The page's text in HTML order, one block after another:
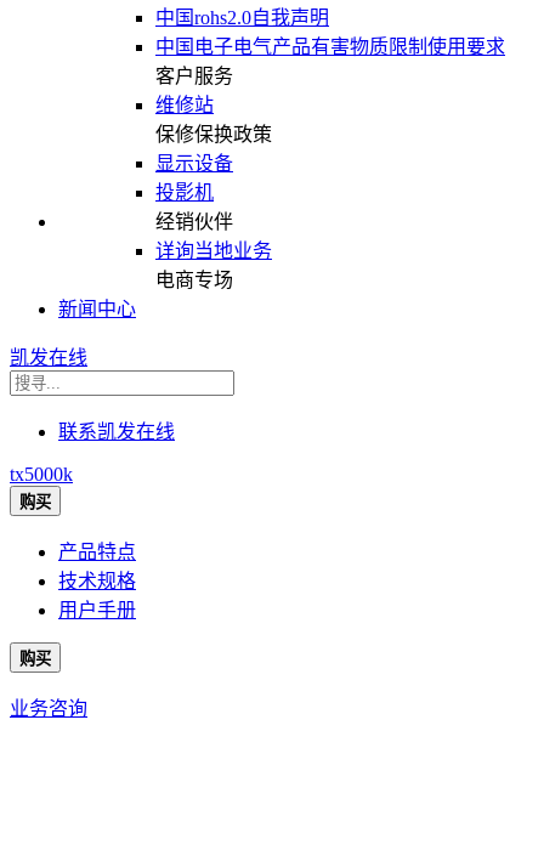
中国rohs2.0自我声明
中国电子电气产品有害物质限制使用要求
客户服务
维修站
保修保换政策
显示设备
投影机
经销伙伴
详询当地业务
电商专场
新闻中心
凯发在线
联系凯发在线
tx5000k
购买
产品特点
技术规格
用户手册
购买
业务咨询